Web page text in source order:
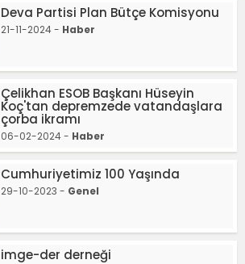
Deva Partisi Plan Bütçe Komisyonu
21-11-2024 - Haber
Çelikhan ESOB Başkanı Hüseyin
Koç'tan depremzede vatandaşlara
çorba ikramı
06-02-2024 - Haber
Cumhuriyetimiz 100 Yaşında
29-10-2023 - Genel
imge-der derneği